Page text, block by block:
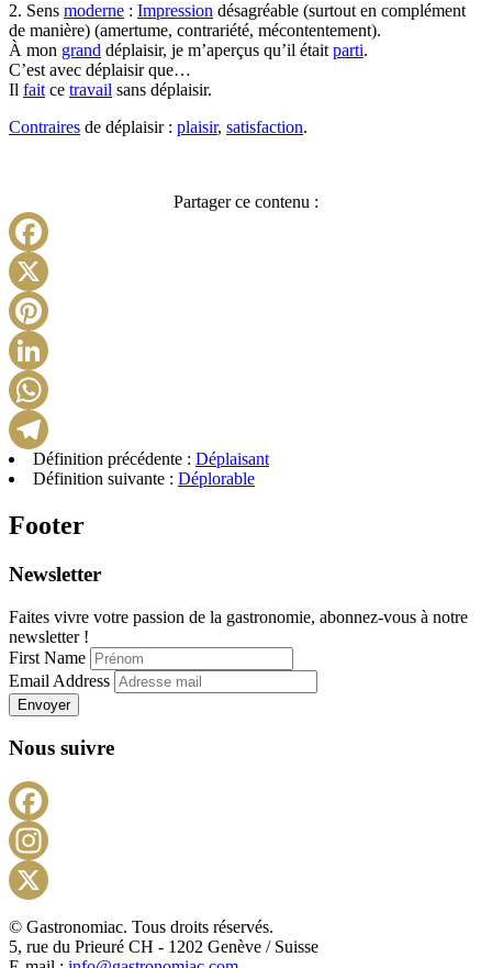
2. Sens moderne : Impression désagréable (surtout en complément
de manière) (amertume, contrariété, mécontentement).
À mon grand déplaisir, je m’aperçus qu’il était parti.
C’est avec déplaisir que…
Il fait ce travail sans déplaisir.
Contraires de déplaisir : plaisir, satisfaction.
Partager ce contenu :
Telegram
Définition précédente : Déplaisant
Définition suivante : Déplorable
Footer
Newsletter
Faites vivre votre passion de la gastronomie, abonnez-vous à notre
newsletter !
First Name
Email Address
Envoyer
Nous suivre
X
© Gastronomiac. Tous droits réservés.
5, rue du Prieuré CH - 1202 Genève / Suisse